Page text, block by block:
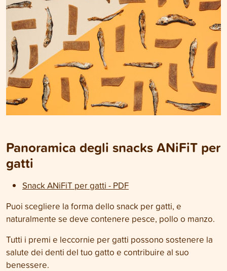
Panoramica degli snacks ANiFiT per
gatti
Snack ANiFiT per gatti - PDF
Puoi scegliere la forma dello snack per gatti, e
naturalmente se deve contenere pesce, pollo o manzo.
Tutti i premi e leccornie per gatti possono sostenere la
salute dei denti del tuo gatto e contribuire al suo
benessere.